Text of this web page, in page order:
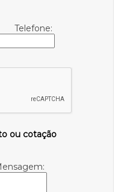
Telefone:
ou cotação